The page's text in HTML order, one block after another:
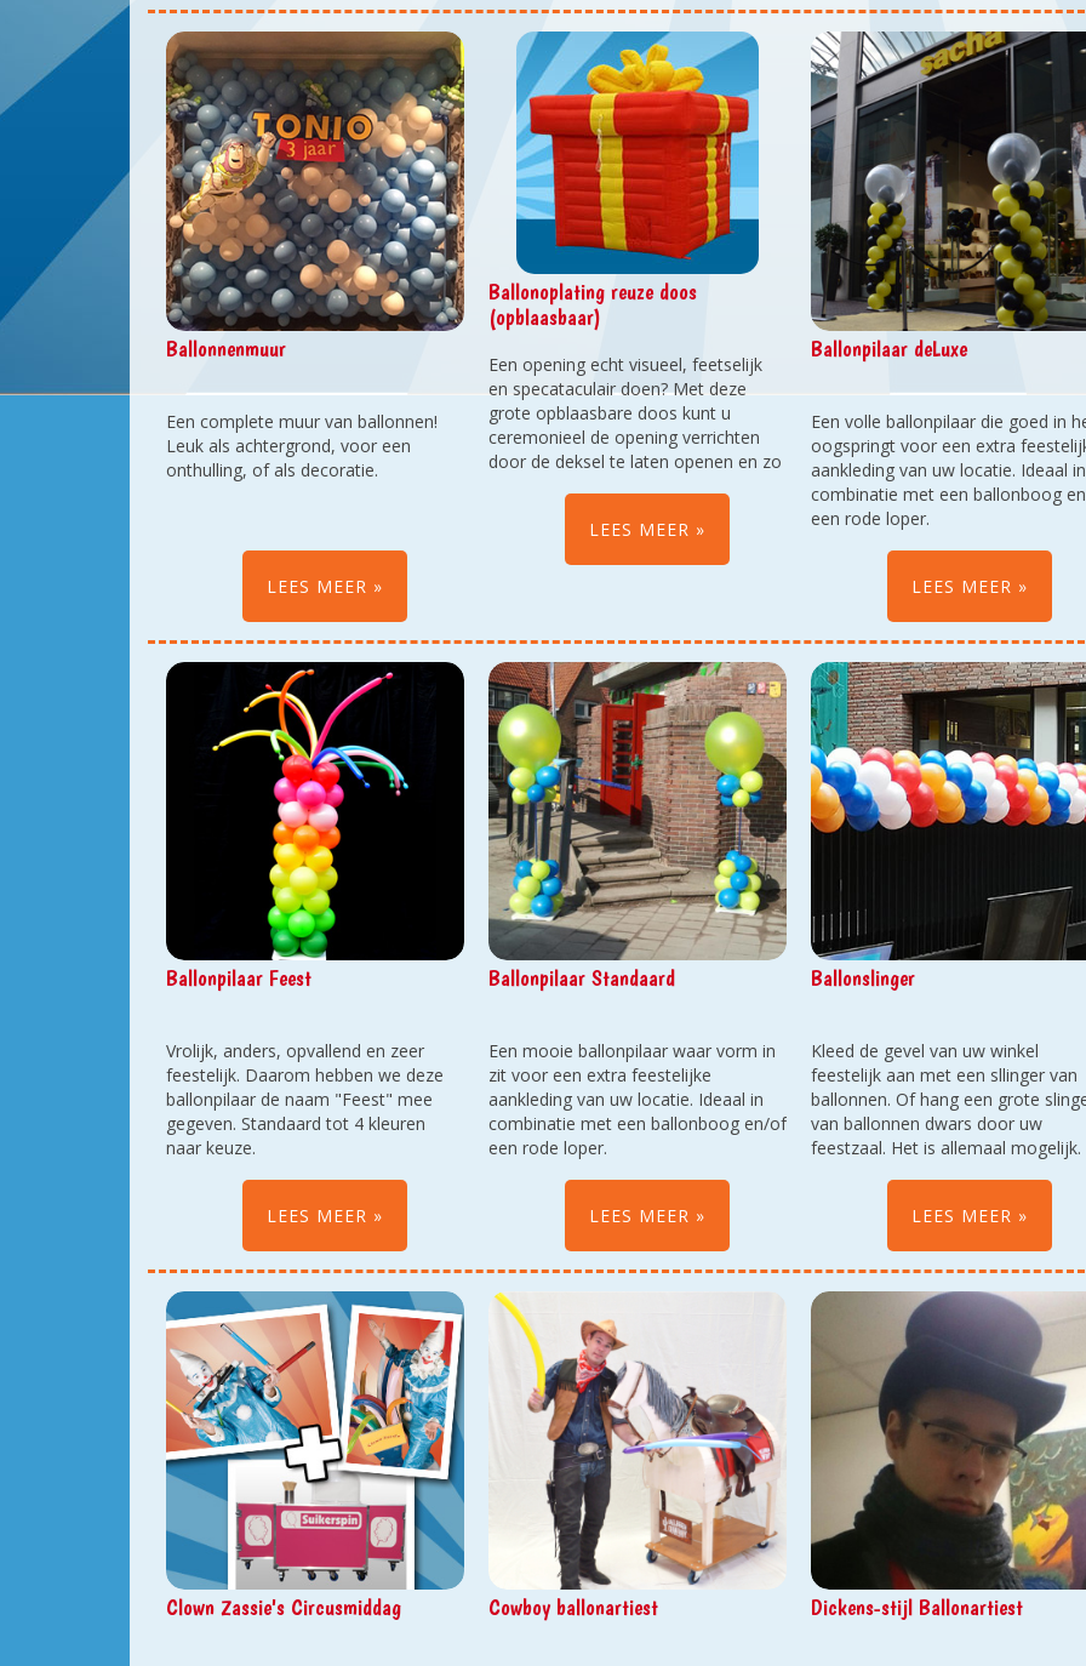
Ballonnenmuur
Een complete muur van ballonnen!
Leuk als achtergrond, voor een
onthulling, of als decoratie.
LEES MEER
Ballonoplating reuze doos
(opblaasbaar)
Een opening echt visueel, feetselijk
en specataculair doen? Met deze
grote opblaasbare doos kunt u
ceremonieel de opening verrichten
door de deksel te laten openen en zo
met lint zodat ze niet in de natuur
belanden). Een heel feestelijk gezicht
LEES MEER
Ballonpilaar deLuxe
Een volle ballonpilaar die goed in
oogspringt voor een extra
aankleding van uw locatie. Ideaal in
combinatie met een ballonboog
een rode loper.
LEES MEER
Ballonpilaar Feest
Vrolijk, anders, opvallend en zeer
feestelijk. Daarom hebben we deze
ballonpilaar de naam "Feest" mee
gegeven. Standaard tot 4 kleuren
naar keuze.
LEES MEER
Ballonpilaar Standaard
Een mooie ballonpilaar waar vorm in
zit voor een extra feestelijke
aankleding van uw locatie. Ideaal in
combinatie met een ballonboog en/of
een rode loper.
LEES MEER
Ballonslinger
Kleed de gevel van uw winkel
feestelijk aan met een sllinger van
ballonnen. Of hang een grote
van ballonnen dwars door uw
feestzaal. Het is allemaal mogelijk.
LEES MEER
Clown Zassie's Circusmiddag Cowboy ballonartiest Dickens-stijl Ballonartiest